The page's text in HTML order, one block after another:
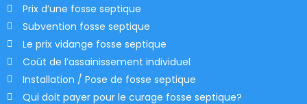
Prix d’une fosse septique
Subvention fosse septique
Le prix vidange fosse septique
Coût de l’assainissement individuel
Installation / Pose de fosse septique
Qui doit payer pour le curage fosse septique?